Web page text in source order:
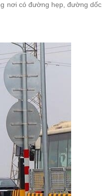
nơi có đường hẹp, đường dốc,